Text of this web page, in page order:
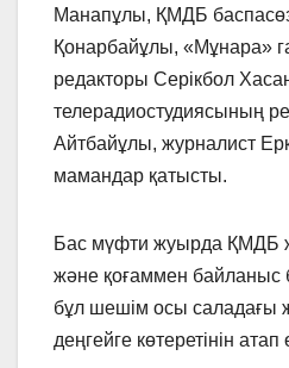
Манапұлы, ҚМДБ
Қонарбайұлы, «Мұнара»
редакторы Серікбол
телерадиостудиясының
Айтбайұлы, журналист
мамандар қатысты.
Бас мүфти жуырда ҚМДБ
және қоғаммен байланыс
бұл шешім осы саладағы
деңгейге көтеретінін атап